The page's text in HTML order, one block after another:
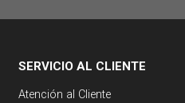
SERVICIO AL CLIENTE
Atención al Cliente